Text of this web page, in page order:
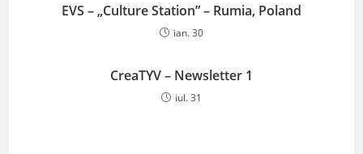
EVS – „Culture Station” – Rumia, Poland
ian. 30
CreaTYV – Newsletter 1
iul. 31